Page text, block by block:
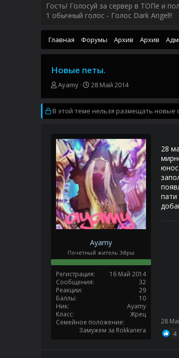
Гость! Голосуй за сервер в ТОПе и
1 обычный голос - Голос Dark Angel!!
Главная Форумы Архив Архив
Новые петы.
А
т
о
р
е
м
ы
Ayamy
Д
т
а
н
ч
а
л
а
28 Май 2014
В этой теме нельзя размещать новые
Ayamy
Почетный житель Эйры
Регистрация
16 Май 2014
Сообщения
32
Реакции
29
Баллы
10
Ник
Ayamy
Класс
Жрец
Семейное положение
Замужем за Rokkanera
28
28
4